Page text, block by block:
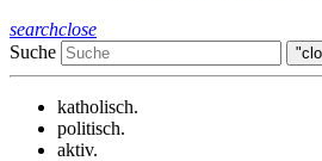
searchclose
Suche
katholisch.
politisch.
aktiv.